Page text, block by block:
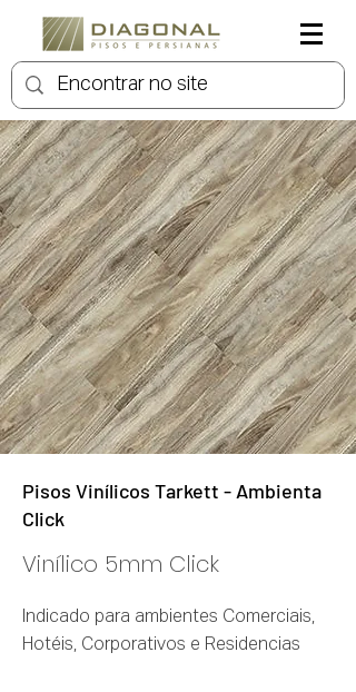
Pisos Vinílicos Tarkett - Ambienta
Click
Vinílico 5mm Click
Indicado para ambientes Comerciais,
Hotéis, Corporativos e Residencias